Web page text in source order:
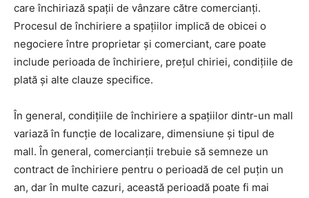
care închiriază spații de vânzare către comercianți.
Procesul de închiriere a spațiilor implică de obicei o
negociere între proprietar și comerciant, care poate
include perioada de închiriere, prețul chiriei, condițiile de
plată și alte clauze specifice.
În general, condițiile de închiriere a spațiilor dintr-un mall
variază în funcție de localizare, dimensiune și tipul de
mall. În general, comercianții trebuie să semneze un
contract de închiriere pentru o perioadă de cel puțin un
an, dar în multe cazuri, această perioadă poate fi mai